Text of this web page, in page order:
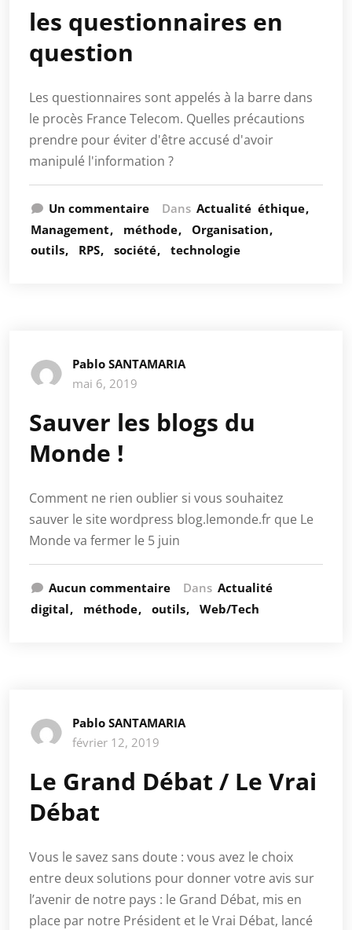
les questionnaires en
question
Les questionnaires sont appelés à la barre dans
le procès France Telecom. Quelles précautions
prendre pour éviter d'être accusé d'avoir
manipulé l'information ?
Un commentaire Dans Actualité éthique
Management
méthode
Organisation
outils
RPS société technologie
Pablo SANTAMARIA
mai 6, 2019
Sauver les blogs du
Monde !
Comment ne rien oublier si vous souhaitez
sauver le site wordpress blog.lemonde.fr que Le
Monde va fermer le 5 juin
Aucun commentaire Dans Actualité
digital
méthode outils Web/Tech
Pablo SANTAMARIA
février 12, 2019
Le Grand Débat / Le Vrai
Débat
Vous le savez sans doute : vous avez le choix
entre deux solutions pour donner votre avis sur
l’avenir de notre pays : le Grand Débat, mis en
place par notre Président et le Vrai Débat, lancé